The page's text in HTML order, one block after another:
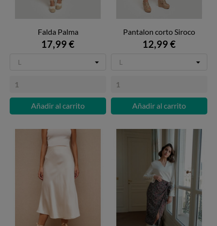
Falda Palma
17,99 €
Añadir al carrito
Pantalon corto Siroco
12,99 €
Añadir al carrito